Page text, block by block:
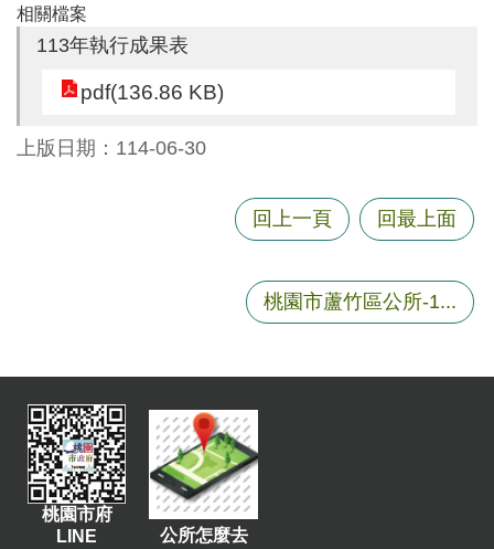
進
階
搜
告
生
活
相關檔案
113年執行成果表
pdf(136.86 KB)
上版日期：114-06-30
回上一頁 回最上面
桃園市蘆竹區公所-1...
桃園市府
LINE
公所怎麼去